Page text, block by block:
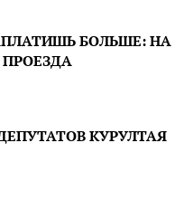
БОЛЬШЕ: НА
КУРУЛТАЯ